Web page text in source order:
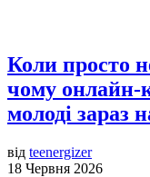
Коли просто
чому онлайн-
молоді зараз
від teenergizer
18 Червня 2026